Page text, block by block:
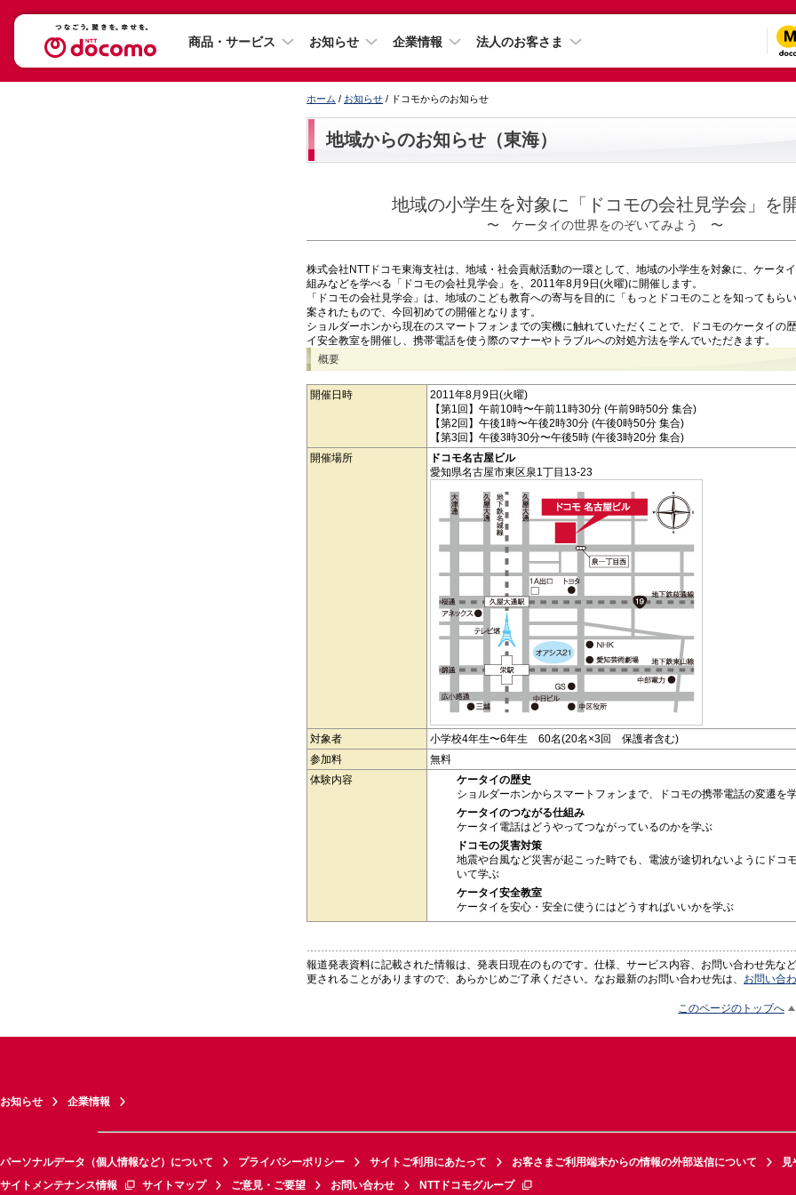
商品・サービス お知らせ 企業情報 法人のお客さま
ホーム / お知らせ / ドコモからのお知らせ
地域からのお知らせ（東海）
地域の小学生を対象に「ドコモの会社見学会」を
〜 ケータイの世界をのぞいてみよう 〜
株式会社NTTドコモ東海支社は、地域・社会貢献活動の一環として、地域の小学生を対象に、ケータ
組みなどを学べる「ドコモの会社見学会」を、2011年8月9日(火曜)に開催します。
「ドコモの会社見学会」は、地域のこども教育への寄与を目的に「もっとドコモのことを知ってもら
案されたもので、今回初めての開催となります。
ショルダーホンから現在のスマートフォンまでの実機に触れていただくことで、ドコモのケータイの
イ安全教室を開催し、携帯電話を使う際のマナーやトラブルへの対処方法を学んでいただきます。
概要
開催日時
2011年8月9日(火曜)
【第1回】午前10時〜午前11時30分 (午前9時50分 集合)
【第2回】午後1時〜午後2時30分 (午後0時50分 集合)
【第3回】午後3時30分〜午後5時 (午後3時20分 集合)
開催場所
ドコモ名古屋ビル
愛知県名古屋市東区泉1丁目13-23
対象者
小学校4年生〜6年生 60名(20名×3回 保護者含む)
参加料
無料
体験内容
ケータイの歴史
ショルダーホンからスマートフォンまで、ドコモの携帯電話の変遷を
ケータイのつながる仕組み
ケータイ電話はどうやってつながっているのかを学ぶ
ドコモの災害対策
地震や台風など災害が起こった時でも、電波が途切れないようにドコ
いて学ぶ
ケータイ安全教室
ケータイを安心・安全に使うにはどうすればいいかを学ぶ
報道発表資料に記載された情報は、発表日現在のものです。仕様、サービス内容、お問い合わせ先な
更されることがありますので、あらかじめご了承ください。なお最新のお問い合わせ先は、 お問い合
このページのトップへ
お知らせ 企業情報
パーソナルデータ（個人情報など）について プライバシーポリシー サイトご利用にあたって お客さまご利用端末からの情報の外部送信について
見
サイトメンテナンス情報
サイトマップ ご意見・ご要望 お問い合わせ NTTドコモグループ